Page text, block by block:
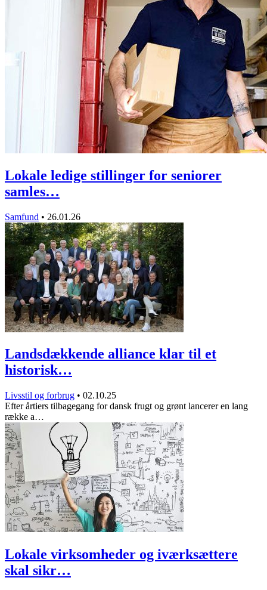
Lokale ledige stillinger for seniorer
samles…
Samfund • 26.01.26
Landsdækkende alliance klar til et
historisk…
Livsstil og forbrug • 02.10.25
Efter årtiers tilbagegang for dansk frugt og grønt lancerer en lang
række a…
Lokale virksomheder og iværksættere
skal sikr…